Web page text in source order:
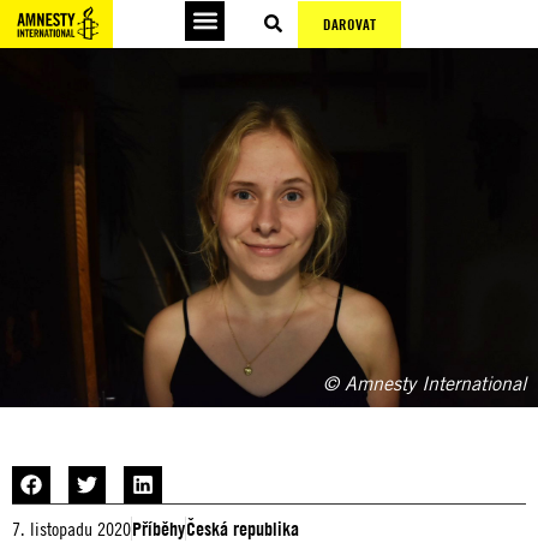
DAROVAT
© Amnesty International
7. listopadu 2020PříběhyČeská republika